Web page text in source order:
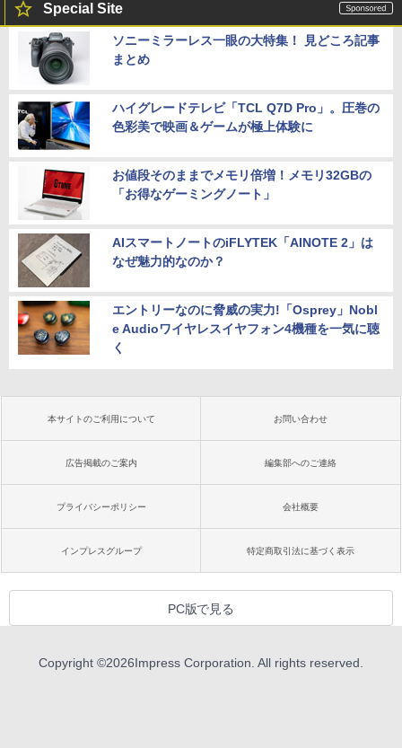
Special Site
ソニーミラーレス一眼の大特集！ 見どころ記事
まとめ
ハイグレードテレビ「TCL Q7D Pro」。圧巻の
色彩美で映画＆ゲームが極上体験に
お値段そのままでメモリ倍増！メモリ32GBの
「お得なゲーミングノート」
AIスマートノートのiFLYTEK「AINOTE 2」は
なぜ魅力的なのか？
エントリーなのに脅威の実力!「Osprey」Nobl
e Audioワイヤレスイヤフォン4機種を一気に聴
く
本サイトのご利用について お問い合わせ
広告掲載のご案内 編集部へのご連絡
プライバシーポリシー 会社概要
インプレスグループ 特定商取引法に基づく表示
PC版で見る
Copyright ©2026Impress Corporation. All rights reserved.